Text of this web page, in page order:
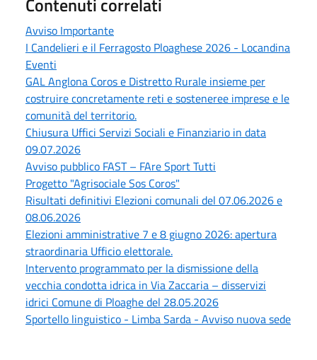
Avviso Importante
I Candelieri e il Ferragosto Ploaghese 2026 - Locandina
Eventi
GAL Anglona Coros e Distretto Rurale insieme per
costruire concretamente reti e sosteneree imprese e le
comunità del territorio.
Chiusura Uffici Servizi Sociali e Finanziario in data
09.07.2026
Avviso pubblico FAST – FAre Sport Tutti
Progetto "Agrisociale Sos Coros"
Risultati definitivi Elezioni comunali del 07.06.2026 e
08.06.2026
Elezioni amministrative 7 e 8 giugno 2026: apertura
straordinaria Ufficio elettorale.
Intervento programmato per la dismissione della
vecchia condotta idrica in Via Zaccaria – disservizi
idrici Comune di Ploaghe del 28.05.2026
Sportello linguistico - Limba Sarda - Avviso nuova sede